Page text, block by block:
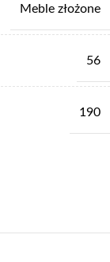
Meble złożone
56
190